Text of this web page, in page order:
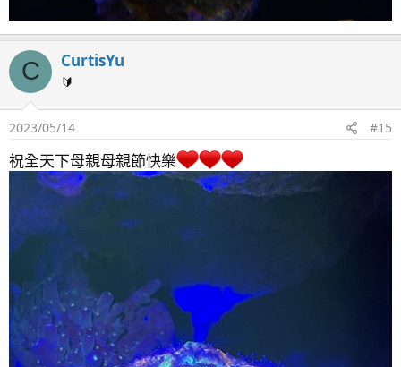
C CurtisYu
🔰
2023/05/14 #15
祝全天下母親母親節快樂